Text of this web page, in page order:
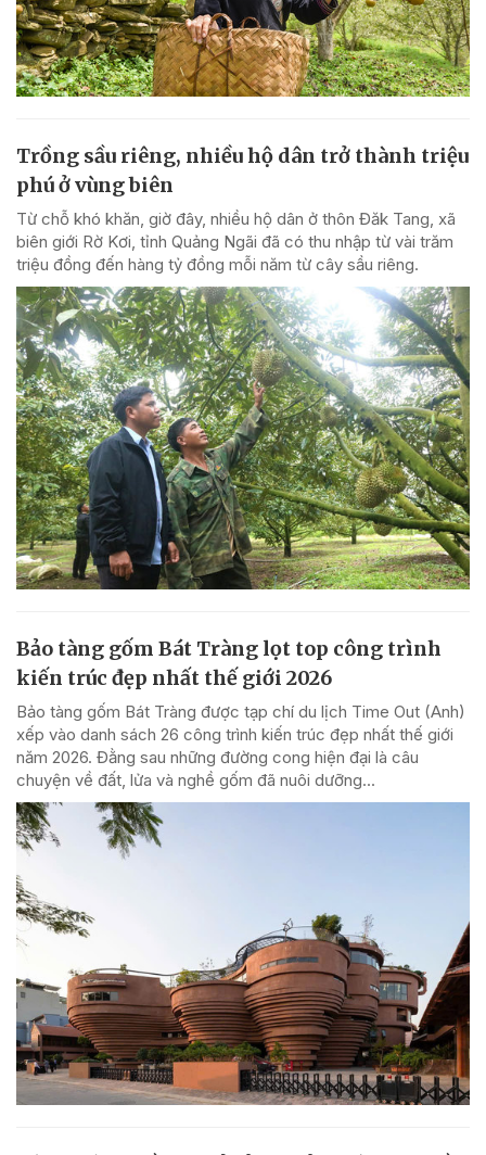
Trồng sầu riêng, nhiều hộ dân trở thành triệu
phú ở vùng biên
Từ chỗ khó khăn, giờ đây, nhiều hộ dân ở thôn Đăk Tang, xã
biên giới Rờ Kơi, tỉnh Quảng Ngãi đã có thu nhập từ vài trăm
triệu đồng đến hàng tỷ đồng mỗi năm từ cây sầu riêng.
Bảo tàng gốm Bát Tràng lọt top công trình
kiến trúc đẹp nhất thế giới 2026
Bảo tàng gốm Bát Tràng được tạp chí du lịch Time Out (Anh)
xếp vào danh sách 26 công trình kiến trúc đẹp nhất thế giới
năm 2026. Đằng sau những đường cong hiện đại là câu
chuyện về đất, lửa và nghề gốm đã nuôi dưỡng...